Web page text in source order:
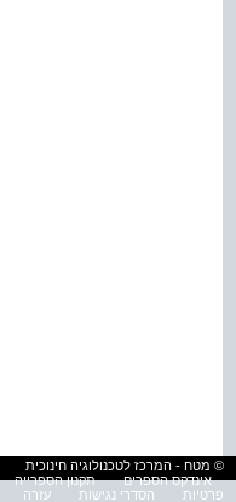
© מטח - המרכז לטכנולוגיה חינוכית
אינדקס הספרים
תקנון הספרייה
פרטיות
הסדרי נגישות עזרה